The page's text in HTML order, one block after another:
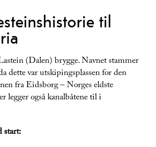
til
(Dalen) brygge. Navnet stammer
dette var utskipingsplassen for den
fra Eidsborg – Norges eldste
legger også kanalbåtene til i
start: